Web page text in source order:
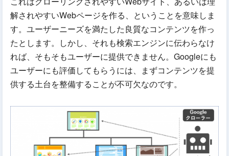
解されやすいWebページを作る、ということを意味しま
す。ユーザーニーズを満たした良質なコンテンツを作っ
たとします。しかし、それも検索エンジンに伝わらなけ
れば、そもそもユーザーに提供できません。Googleにも
ユーザーにも評価してもらうには、まずコンテンツを提
供する土台を整備することが不可欠なのです。